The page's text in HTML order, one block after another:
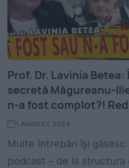
Prof. Dr. Lavinia
secretă Măgureanu-
n-a fost complot?!
1 AUGUST 2024
Multe întrebări își
podcast – de la